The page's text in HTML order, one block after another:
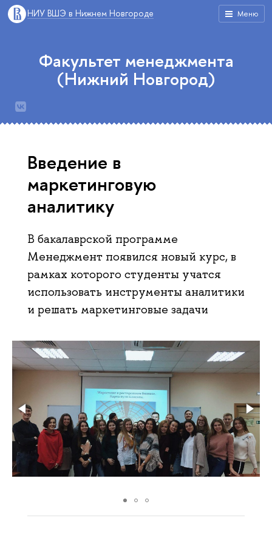
Меню
НИУ ВШЭ в Нижнем Новгороде
Факультет менеджмента
(Нижний Новгород)
Введение в
маркетинговую
аналитику
В бакалаврской программе
Менеджмент появился новый курс, в
рамках которого студенты учатся
использовать инструменты аналитики
и решать маркетинговые задачи